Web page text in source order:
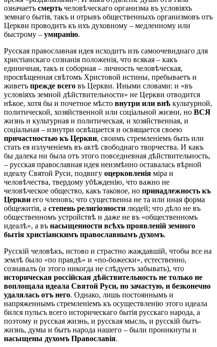
означаетъ смерть человѣческаго организма въ условіяхъ
земнаго бытія, такъ и отрывъ общественныхъ организмовъ отъ
Церкви проводитъ къ ихъ духовному – медленному или
быстрому – умиранію.
Русская православная идея исходитъ изъ самоочевиднаго для
христіанскаго сознанія положенія, что всякая – какъ
единичная, такъ и соборная – личность человѣческая,
просвѣщенная свѣтомъ Христовой истины, пребываетъ и
живетъ прежде всего въ Церкви. Иными словами: и «въ
условіяхъ земной дѣйствительности» не Церкви отводится
нѣкое, хотя бы и почетное мѣсто внутри или внѣ культурной,
политической, хозяйственной или соціальной жизни, но ВСЯ
жизнь и культурная и политическая, и хозяйственная, и
соціальная – изнутри освѣщается и освящается своею
причастностью къ Церкви, своимъ стремленіемъ быть или
стать ея излученіемъ въ актѣ свободнаго творчества. И какъ
бы далека ни была отъ этого повседневная дѣйствительность,
– русская православная идея неизмѣнно оставалась вѣрной
идеалу Святой Руси, подвигу оцерковленія міра и
человѣчества, твердому убѣжденію, что важно не
человѣческое общество, какъ таковое, но принадлежность къ
Церкви его членовъ; что существенна не та или иная форма
общежитія, а степень религіозности людей; что дѣло не въ
общественномъ устройствѣ и даже не въ «общественномъ
идеалѣ», а въ насыщенности всѣхъ проявленій земного
бытія христіанскимъ православнымъ духомъ.
Русскій человѣкъ, истово и страстно жаждавшій, чтобы все на
землѣ было «по правдѣ» и «по-божески», естественно,
сознавалъ (и этого никогда не слѣдуетъ забывать), что
историческая россійская дѣйствительность не только не
воплощала идеала Святой Руси, но зачастую, и безконечно
удалялась отъ него. Однако, лишь постояннымъ и
напряженнымъ стремленіемъ къ осуществленію этого идеала
бился пульсъ всего историческаго бытія русскаго народа, а
поэтому и русская жизнь, и русская мысль, и русскій бытъ-
жизнь, думы и бытъ народа нашего – были проникнуты и
насыщены духомъ Православія.